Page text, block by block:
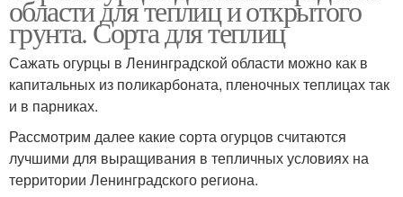
области для теплиц и открытого
грунта. Сорта для теплиц
Сажать огурцы в Ленинградской области можно как в
капитальных из поликарбоната, пленочных теплицах так
и в парниках.
Рассмотрим далее какие сорта огурцов считаются
лучшими для выращивания в тепличных условиях на
территории Ленинградского региона.